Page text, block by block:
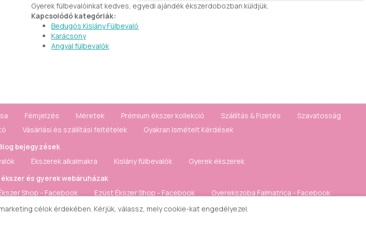
Gyerek fülbevalóinkat kedves, egyedi ajándék ékszerdobozban küldjük.
Kapcsolódó kategóriák:
Bedugós Kislány Fülbevaló
Karácsony
Angyal fülbevalók
Fémjelzés Méretek Prémium ékszer kollekció Szállítás & Fizetés
Szavatosság
Vásárlási és szállítási feltételek
Gyakran Ismételt Kérdések
bejegyzések
Ékszerek alkalmakra Kislány fülbevalók
Gyerek ékszerek
és gyerek webáruházak
Shop - Facebook Ezüst Ékszer Shop - Facebook
Gyerekszoba Falmatrica - Facebook
Fiók & Kapcsolatcélok érdekében. Kérjük, válassz, mely cookie-kat engedélyezel.